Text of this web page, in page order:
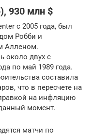
930 млн $
с 2005 года, был
Робби и
Алленом.
около двух с
по май 1989 года.
составила
что в пересчете на
на инфляцию
момент.
матчи по